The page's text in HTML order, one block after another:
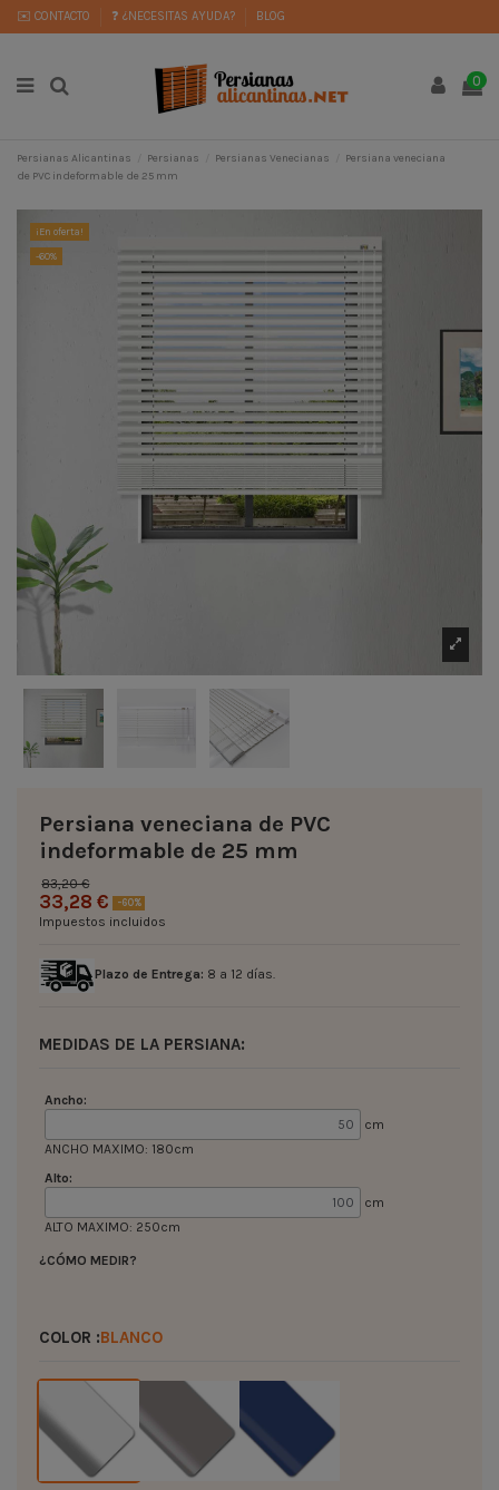
✉️ CONTACTO ❓ ¿NECESITAS AYUDA? BLOG
0
Persianas Alicantinas Persianas Persianas Venecianas
Persiana veneciana
de PVC indeformable de 25 mm
¡En oferta!
-60%
Persiana veneciana de PVC
indeformable de 25 mm
83,20 €
33,28 € -60%
Impuestos incluidos
Plazo de Entrega: 8 a 12 días.
MEDIDAS DE LA PERSIANA:
Ancho:
cm
ANCHO MAXIMO: 180cm
Alto:
cm
ALTO MAXIMO: 250cm
¿CÓMO MEDIR?
COLOR :BLANCO